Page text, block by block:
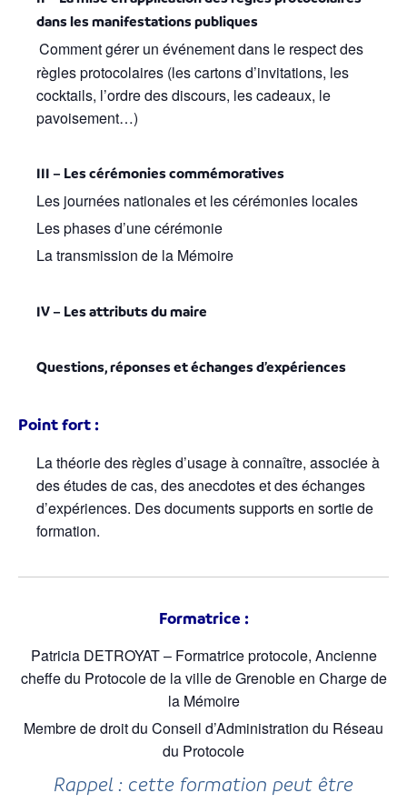
dans les manifestations publiques
Comment gérer un événement dans le respect des
règles protocolaires (les cartons d’invitations, les
cocktails, l’ordre des discours, les cadeaux, le
pavoisement…)
III – Les cérémonies commémoratives
Les journées nationales et les cérémonies locales
Les phases d’une cérémonie
La transmission de la Mémoire
IV – Les attributs du maire
Questions, réponses et échanges d’expériences
Point fort :
La théorie des règles d’usage à connaître, associée à
des études de cas, des anecdotes et des échanges
d’expériences. Des documents supports en sortie de
formation.
Formatrice :
Patricia DETROYAT – Formatrice protocole, Ancienne
cheffe du Protocole de la ville de Grenoble en Charge de
la Mémoire
Membre de droit du Conseil d’Administration du Réseau
du Protocole
Rappel : cette formation peut être